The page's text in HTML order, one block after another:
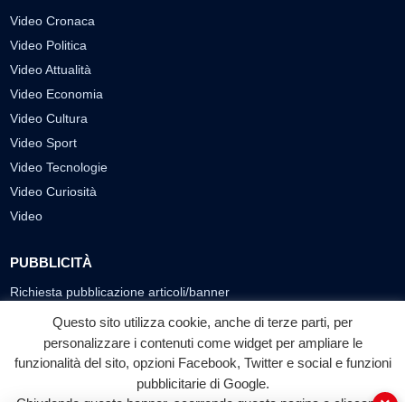
Video Cronaca
Video Politica
Video Attualità
Video Economia
Video Cultura
Video Sport
Video Tecnologie
Video Curiosità
Video
PUBBLICITÀ
Richiesta pubblicazione articoli/banner
SEGUICI SUI SOCIAL
f
Facebook
◎ ▶
YouTube
Questo sito utilizza cookie, anche di terze parti, per
personalizzare i contenuti come widget per ampliare le
funzionalità del sito, opzioni Facebook, Twitter e social e funzioni
pubblicitarie di Google.